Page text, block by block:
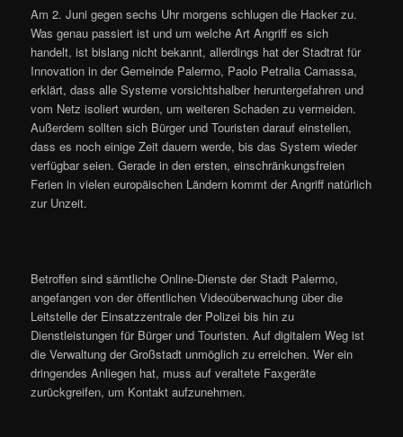
Am 2. Juni gegen sechs Uhr morgens schlugen die Hacker zu.
Was genau passiert ist und um welche Art Angriff es sich
handelt, ist bislang nicht bekannt, allerdings hat der Stadtrat für
Innovation in der Gemeinde Palermo, Paolo Petralia Camassa,
erklärt, dass alle Systeme vorsichtshalber heruntergefahren und
vom Netz isoliert wurden, um weiteren Schaden zu vermeiden.
Außerdem sollten sich Bürger und Touristen darauf einstellen,
dass es noch einige Zeit dauern werde, bis das System wieder
verfügbar seien. Gerade in den ersten, einschränkungsfreien
Ferien in vielen europäischen Ländern kommt der Angriff natürlich
zur Unzeit.
Betroffen sind sämtliche Online-Dienste der Stadt Palermo,
angefangen von der öffentlichen Videoüberwachung über die
Leitstelle der Einsatzzentrale der Polizei bis hin zu
Dienstleistungen für Bürger und Touristen. Auf digitalem Weg ist
die Verwaltung der Großstadt unmöglich zu erreichen. Wer ein
dringendes Anliegen hat, muss auf veraltete Faxgeräte
zurückgreifen, um Kontakt aufzunehmen.